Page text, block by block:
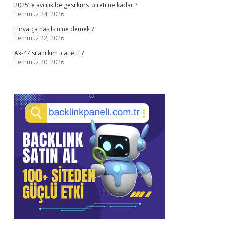
2025’te avcılık belgesi kurs ücreti ne kadar ?
Temmuz 24, 2026
Hirvatça nasılsın ne demek ?
Temmuz 22, 2026
Ak-47 silahı kim icat etti ?
Temmuz 20, 2026